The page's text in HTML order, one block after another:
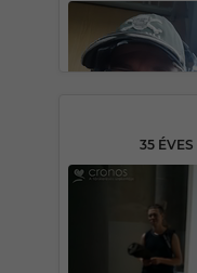
35